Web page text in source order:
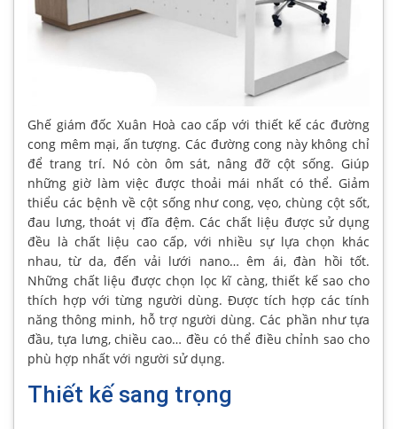
Ghế giám đốc Xuân Hoà cao cấp với thiết kế các đường
cong mêm mại, ấn tượng. Các đường cong này không chỉ
để trang trí. Nó còn ôm sát, nâng đỡ cột sống. Giúp
những giờ làm việc được thoải mái nhất có thể. Giảm
thiểu các bệnh về cột sống như cong, vẹo, chùng cột sốt,
đau lưng, thoát vị đĩa đệm. Các chất liệu được sử dụng
đều là chất liệu cao cấp, với nhiều sự lựa chọn khác
nhau, từ da, đến vải lưới nano… êm ái, đàn hồi tốt.
Những chất liệu được chọn lọc kĩ càng, thiết kế sao cho
thích hợp với từng người dùng. Được tích hợp các tính
năng thông minh, hỗ trợ người dùng. Các phần như tựa
đầu, tựa lưng, chiều cao… đều có thể điều chỉnh sao cho
phù hợp nhất với người sử dụng.
Thiết kế sang trọng